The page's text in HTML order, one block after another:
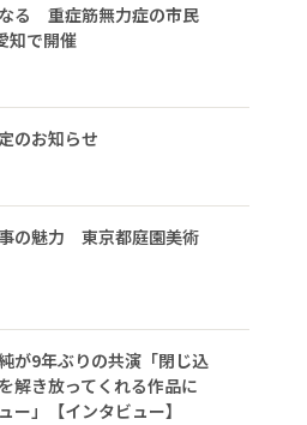
る 重症筋無力症の市民
知で開催
のお知らせ
の魅力 東京都庭園美術
が9年ぶりの共演「閉じ込
解き放ってくれる作品に
」【インタビュー】